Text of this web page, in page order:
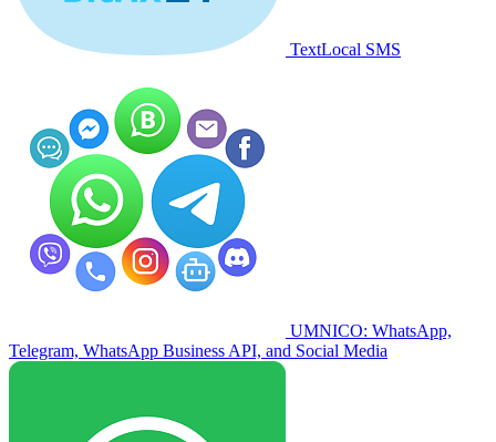
TextLocal SMS
UMNICO: WhatsApp,
Telegram, WhatsApp Business API, and Social Media